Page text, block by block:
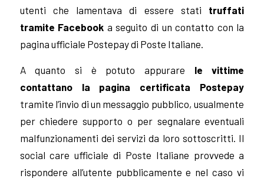
utenti che lamentava di essere stati truffati
tramite Facebook a seguito di un contatto con la
pagina ufficiale Postepay di Poste Italiane.
A quanto si è potuto appurare le vittime
contattano la pagina certificata Postepay
tramite l’invio di un messaggio pubblico, usualmente
per chiedere supporto o per segnalare eventuali
malfunzionamenti dei servizi da loro sottoscritti. Il
social care ufficiale di Poste Italiane provvede a
rispondere all’utente pubblicamente e nel caso vi